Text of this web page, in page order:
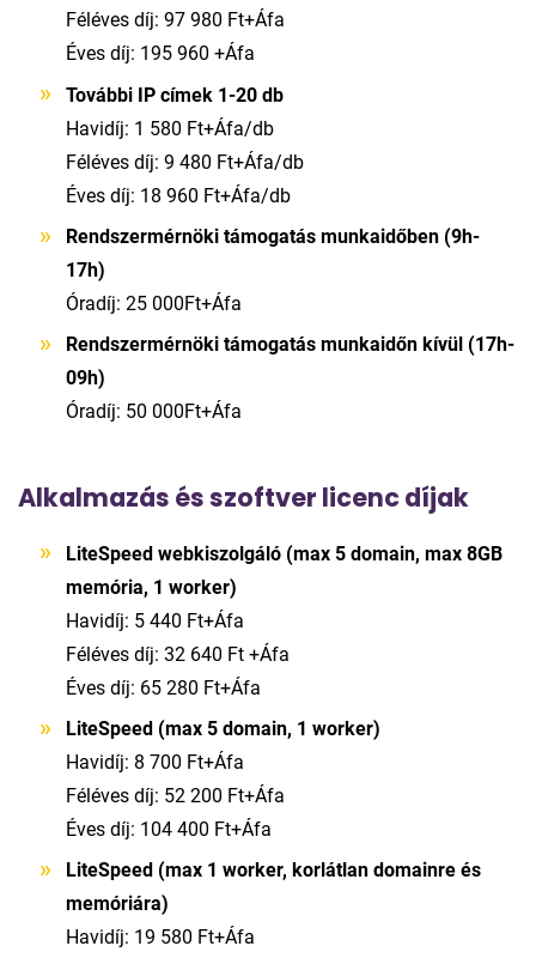
Féléves díj: 97 980 Ft+Áfa
Éves díj: 195 960 +Áfa
További IP címek 1-20 db
Havidíj: 1 580 Ft+Áfa/db
Féléves díj: 9 480 Ft+Áfa/db
Éves díj: 18 960 Ft+Áfa/db
Rendszermérnöki támogatás munkaidőben (9h-
17h)
Óradíj: 25 000Ft+Áfa
Rendszermérnöki támogatás munkaidőn kívül (17h-
09h)
Óradíj: 50 000Ft+Áfa
Alkalmazás és szoftver licenc díjak
LiteSpeed webkiszolgáló (max 5 domain, max 8GB
memória, 1 worker)
Havidíj: 5 440 Ft+Áfa
Féléves díj: 32 640 Ft +Áfa
Éves díj: 65 280 Ft+Áfa
LiteSpeed (max 5 domain, 1 worker)
Havidíj: 8 700 Ft+Áfa
Féléves díj: 52 200 Ft+Áfa
Éves díj: 104 400 Ft+Áfa
LiteSpeed (max 1 worker, korlátlan domainre és
memóriára)
Havidíj: 19 580 Ft+Áfa